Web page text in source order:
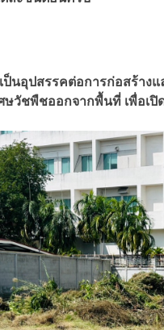
นอุปสรรคต่อการก่อสร้า
ษวัชพืชออกจากพื้นที่ เพื่อ